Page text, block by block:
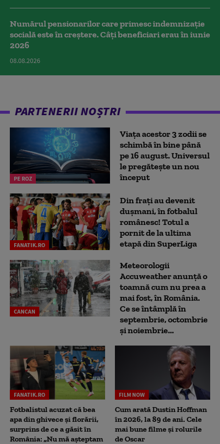
Numărul pensionarilor care primesc indemnizaţie
socială este în creștere. Câți beneficiari erau în iunie
2026
08.08.2026
PARTENERII NOȘTRI
PE ROZ
Viața acestor 3 zodii se
schimbă în bine până
pe 16 august. Universul
le pregătește un nou
început
FANATIK.RO
Din frați au devenit
dușmani, în fotbalul
românesc! Totul a
pornit de la ultima
etapă din SuperLiga
CANCAN
Meteorologii
Accuweather anunță o
toamnă cum nu prea a
mai fost, în România.
Ce se întâmplă în
septembrie, octombrie
și noiembrie...
FANATIK.RO
Fotbalistul acuzat că bea
apa din ghivece și florării,
surprins de ce a găsit în
România: „Nu mă așteptam
FILM NOW
Cum arată Dustin Hoffman
în 2026, la 89 de ani. Cele
mai bune filme și rolurile
de Oscar